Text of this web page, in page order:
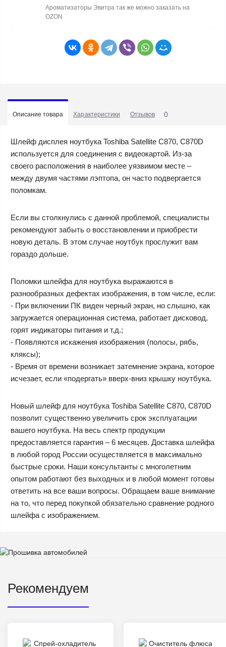
Ароматизаторы Эвитра так же можно заказать на
OZON
Описание товара Характеристики Отзывов 0
Шлейф дисплея ноутбука Toshiba Satellite C870, C870D
используется для соединения с видеокартой. Из-за
своего расположения в наиболее уязвимом месте –
между двумя частями лэптопа, он часто подвергается
поломкам.
Если вы столкнулись с данной проблемой, специалисты
рекомендуют забыть о восстановлении и приобрести
новую деталь. В этом случае ноутбук прослужит вам
гораздо дольше.
Поломки шлейфа для ноутбука выражаются в
разнообразных дефектах изображения, в том числе, если:
- При включении ПК виден черный экран, но слышно, как
загружается операционная система, работает дисковод,
горят индикаторы питания и т.д.;
- Появляются искажения изображения (полосы, рябь,
кляксы);
- Время от времени возникает затемнение экрана, которое
исчезает, если «подергать» вверх-вниз крышку ноутбука.
Новый шлейф для ноутбука Toshiba Satellite C870, C870D
позволит существенно увеличить срок эксплуатации
вашего ноутбука. На весь спектр продукции
предоставляется гарантия – 6 месяцев. Доставка шлейфа
в любой город России осуществляется в максимально
быстрые сроки. Наши консультанты с многолетним
опытом работают без выходных и в любой момент готовы
ответить на все ваши вопросы. Обращаем ваше внимание
на то, что перед покупкой обязательно сравнение родного
шлейфа с изображением.
Рекомендуем